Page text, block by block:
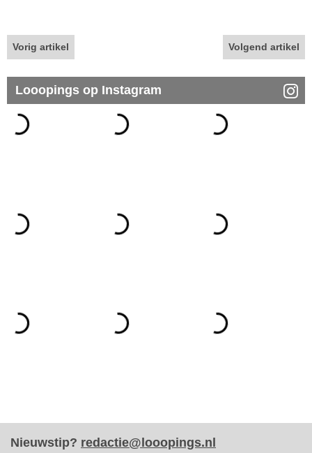
Vorig artikel Volgend artikel
Looopings op Instagram
Nieuwstip? redactie@looopings.nl